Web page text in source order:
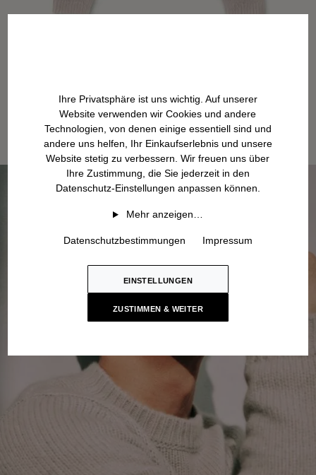
Ihre Privatsphäre ist uns wichtig. Auf unserer
Website verwenden wir Cookies und andere
Technologien, von denen einige essentiell sind und
andere uns helfen, Ihr Einkaufserlebnis und unsere
Website stetig zu verbessern. Wir freuen uns über
Ihre Zustimmung, die Sie jederzeit in den
Datenschutz-Einstellungen anpassen können.
Mehr anzeigen…
Datenschutzbestimmungen Impressum
EINSTELLUNGEN
ZUSTIMMEN & WEITER